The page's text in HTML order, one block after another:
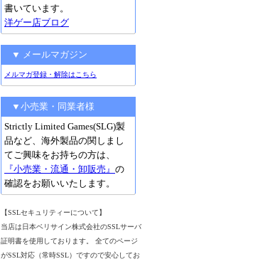
書いています。
洋ゲー店ブログ
▼ メールマガジン
メルマガ登録・解除はこちら
▼小売業・同業者様
Strictly Limited Games(SLG)製
品など、海外製品の関しまし
てご興味をお持ちの方は、
『小売業・流通・卸販売』 の
確認をお願いいたします。
【SSLセキュリティーについて】
当店は日本ベリサイン株式会社のSSLサーバ
証明書を使用しております。 全てのページ
がSSL対応（常時SSL）ですので安心してお